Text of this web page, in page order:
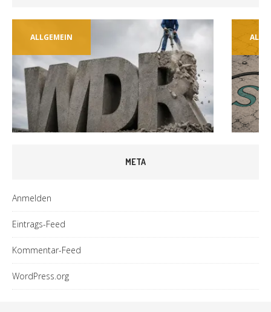
ALLGEMEIN
META
Anmelden
Eintrags-Feed
Kommentar-Feed
WordPress.org